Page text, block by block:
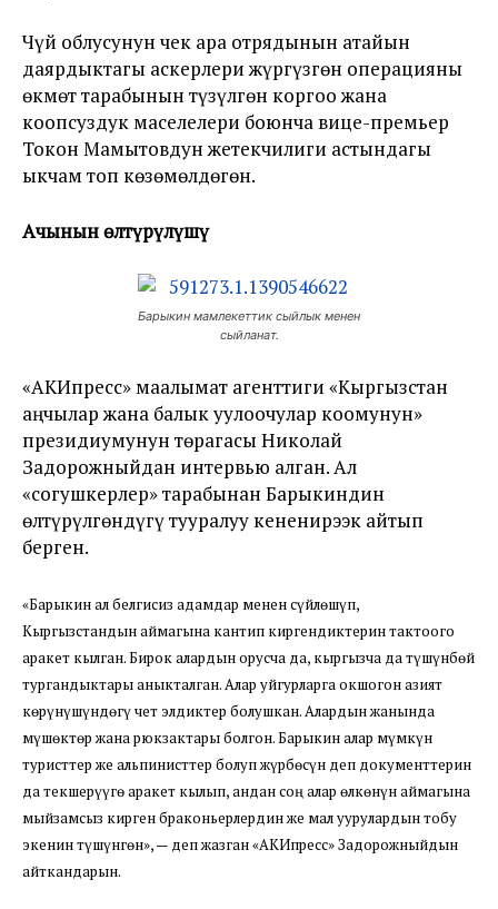
Чүй облусунун чек ара отрядынын атайын
даярдыктагы аскерлери жүргүзгөн операцияны
өкмөт тарабынын түзүлгөн коргоо жана
коопсуздук маселелери боюнча вице-премьер
Токон Мамытовдун жетекчилиги астындагы
ыкчам топ көзөмөлдөгөн.
Аңчынын өлтүрүлүшү
Барыкин мамлекеттик сыйлык менен
сыйланат.
«АКИпресс» маалымат агенттиги «Кыргызстан
аңчылар жана балык уулоочулар коомунун»
президиумунун төрагасы Николай
Задорожныйдан интервью алган. Ал
«согушкерлер» тарабынан Барыкиндин
өлтүрүлгөндүгү тууралуу кененирээк айтып
берген.
«Барыкин ал белгисиз адамдар менен сүйлөшүп,
Кыргызстандын аймагына кантип киргендиктерин тактоого
аракет кылган. Бирок алардын орусча да, кыргызча да түшүнбөй
тургандыктары аныкталган. Алар уйгурларга окшогон азият
көрүнүшүндөгү чет элдиктер болушкан. Алардын жанында
мүшөктөр жана рюкзактары болгон. Барыкин алар мүмкүн
туристтер же альпинисттер болуп жүрбөсүн деп документтерин
да текшерүүгө аракет кылып, андан соң алар өлкөнүн аймагына
мыйзамсыз кирген браконьерлердин же мал уурулардын тобу
экенин түшүнгөн», — деп жазган «АКИпресс» Задорожныйдын
айткандарын.